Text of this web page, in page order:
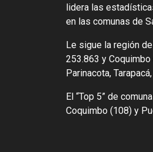
lidera las
en las comunas de
Le sigue la región
253.863 y
Parinacota,
El “Top 5” de
Coquimbo (108) y